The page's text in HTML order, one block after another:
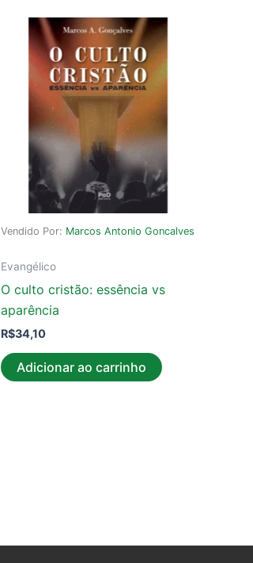
Vendido Por: Marcos Antonio Goncalves
Evangélico
O culto cristão: essência vs
aparência
R$34,10
Adicionar ao carrinho